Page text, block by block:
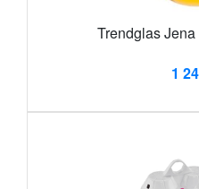
Trendglas
1